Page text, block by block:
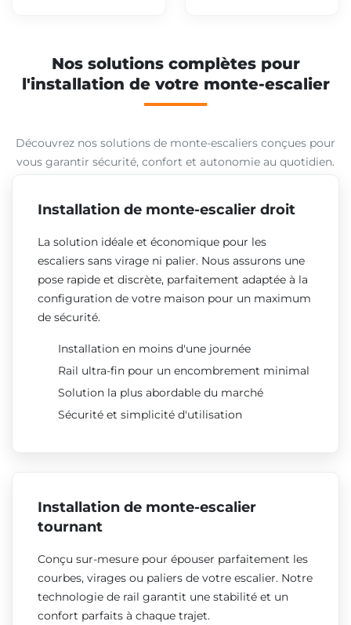
Nos solutions complètes pour
l'installation de votre monte-escalier
Découvrez nos solutions de monte-escaliers conçues pour
vous garantir sécurité, confort et autonomie au quotidien.
Installation de monte-escalier droit
La solution idéale et économique pour les
escaliers sans virage ni palier. Nous assurons une
pose rapide et discrète, parfaitement adaptée à la
configuration de votre maison pour un maximum
de sécurité.
Installation en moins d'une journée
Rail ultra-fin pour un encombrement minimal
Solution la plus abordable du marché
Sécurité et simplicité d'utilisation
Installation de monte-escalier
tournant
Conçu sur-mesure pour épouser parfaitement les
courbes, virages ou paliers de votre escalier. Notre
technologie de rail garantit une stabilité et un
confort parfaits à chaque trajet.